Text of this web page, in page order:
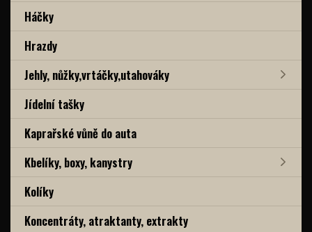
Háčky
Hrazdy
Jehly, nůžky,vrtáčky,utahováky
Jídelní tašky
Kaprařské vůně do auta
Kbelíky, boxy, kanystry
Kolíky
Koncentráty, atraktanty, extrakty